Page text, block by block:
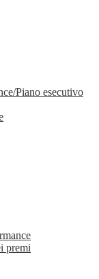
Piano esecutivo
premi